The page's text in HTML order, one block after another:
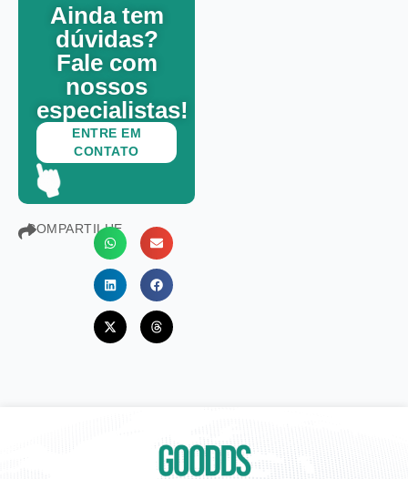
Ainda tem
dúvidas?
Fale com
nossos
especialistas!
ENTRE EM
CONTATO
COMPARTILHE